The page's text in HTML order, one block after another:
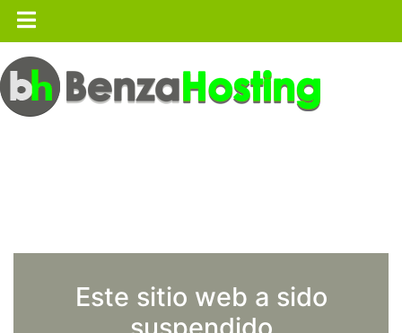
Este sitio web a sido